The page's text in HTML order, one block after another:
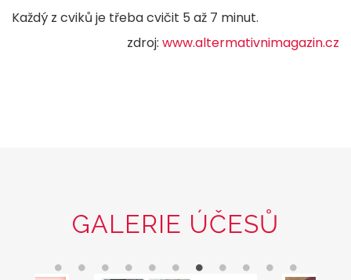
Každý z cviků je třeba cvičit 5 až 7 minut.
zdroj: www.altermativnimagazin.cz
GALERIE ÚČESŮ